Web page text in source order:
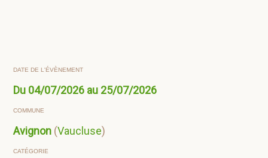
DATE DE L'ÉVÈNEMENT
Du 04/07/2026 au 25/07/2026
COMMUNE
Avignon (Vaucluse)
CATÉGORIE